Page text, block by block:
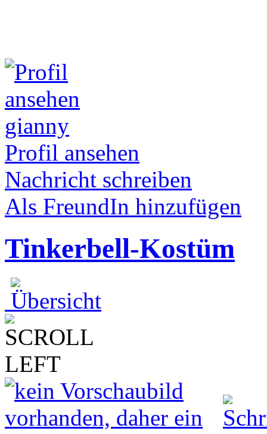
gianny
Profil ansehen
Nachricht schreiben
Als FreundIn hinzufügen
Tinkerbell-Kostüm